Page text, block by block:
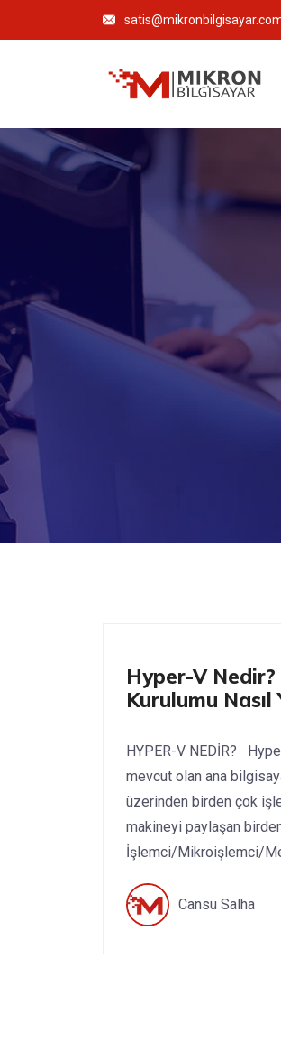
Hyper-V
Kurulumu Nasıl
HYPER-V NEDİR?
mevcut olan ana
üzerinden birden çok
makineyi paylaşan
İşlemci/Mikroişlemci/
Cansu Salha